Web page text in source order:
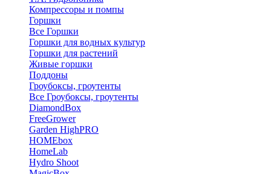
Компрессоры и помпы
Горшки
Все Горшки
Горшки для водных культур
Горшки для растений
Живые горшки
Поддоны
Гроубоксы, гроутенты
Все Гроубоксы, гроутенты
DiamondBox
FreeGrower
Garden HighPRO
HOMEbox
HomeLab
Hydro Shoot